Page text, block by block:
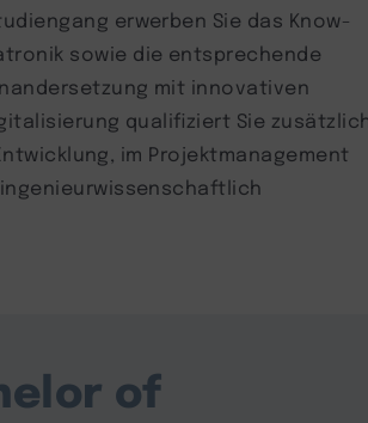
erwerben Sie das Know-
sowie die entsprechende
mit innovativen
qualifiziert Sie
im Projektmanagement
of